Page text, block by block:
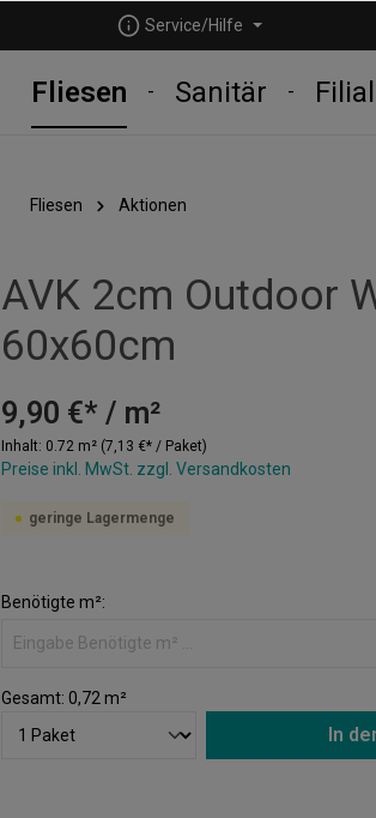
Service/Hilfe
Fliesen Sanitär
Fliesen Aktionen
AVK 2cm Outdoor
60x60cm
9,90 €* / m²
Inhalt: 0.72 m² (7,13 €* / Paket)
Preise inkl. MwSt. zzgl. Versandkosten
geringe Lagermenge
Benötigte m²:
Gesamt: 0,72 m²
In